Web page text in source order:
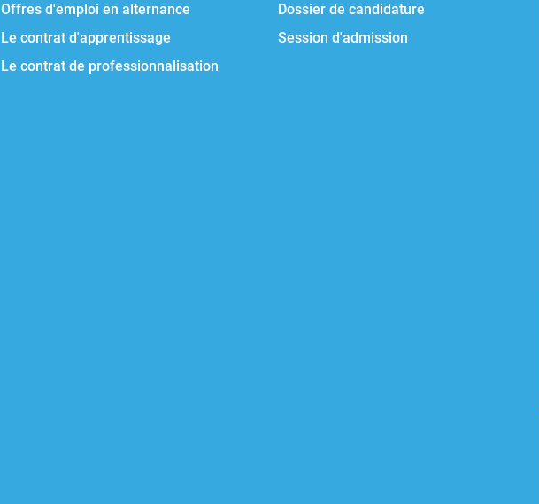
Offres d'emploi en alternance
Le contrat d'apprentissage
Le contrat de professionnalisation
Dossier de candidature
Session d'admission